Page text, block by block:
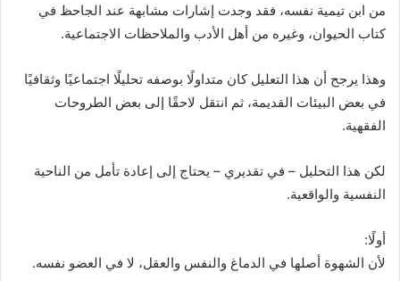
من ابن تيمية نفسه، فقد وجدت إشارات مشابهة عند الجاحظ في
كتاب الحيوان، وغيره من أهل الأدب والملاحظات الاجتماعية.
وهذا يرجح أن هذا التعليل كان متداولًا بوصفه تحليلًا اجتماعيًا وثقافيًا
في بعض البيئات القديمة، ثم انتقل لاحقًا إلى بعض الطروحات
الفقهية.
لكن هذا التحليل – في تقديري – يحتاج إلى إعادة تأمل من الناحية
النفسية والواقعية.
أولًا:
لأن الشهوة أصلها في الدماغ والنفس والعقل، لا في العضو نفسه.